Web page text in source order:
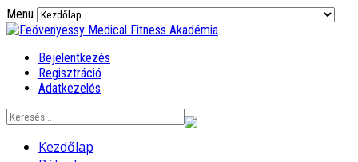
Menu
Bejelentkezés
Regisztráció
Adatkezelés
Kezdőlap